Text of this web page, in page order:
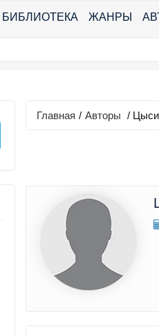
БИБЛИОТЕКА ЖАНРЫ
Главная / Авторы /